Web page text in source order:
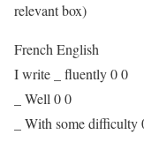
relevant box)
French English
I write _ fluently 0 0
_ Well 0 0
_ With some difficulty